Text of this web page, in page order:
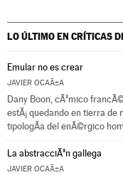
LO ÚLTIMO EN CRÍTICAS
Emular no es crear
JAVIER OCAÃ±A
Dany Boon, cÃ³mico
estÃ¡ quedando en tierra de
tipologÃ­a del enÃ©rgico
La abstracciÃ³n gallega
JAVIER OCAÃ±A